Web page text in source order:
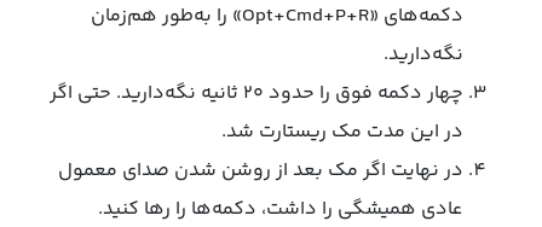
دکمه‌های «Opt+Cmd+P+R» را به‌طور هم‌زمان‌
نگه‌دارید.
چهار دکمه فوق را حدود ۲۰ ثانیه نگه‌دارید. حتی اگر
در این مدت مک ریستارت شد.
در نهایت اگر مک بعد از روشن شدن صدای معمول
عادی همیشگی را داشت، دکمه‌ها را رها کنید.